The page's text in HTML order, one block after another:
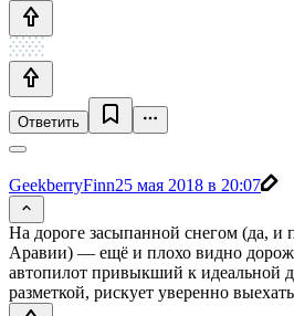
Ответить
GeekberryFinn25 мая 2018 в 20:07
На дороге засыпанной снегом (да, и
Аравии) — ещё и плохо видно
автопилот привыкший к идеальной
разметкой, рискует уверенно